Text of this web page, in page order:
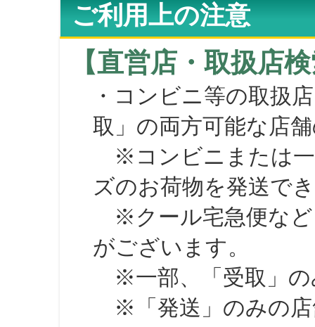
ご利用上の注意
【直営店・取扱店
・コンビニ等の取扱
取」の両方可能な店
※コンビニまたは一
ズのお荷物を発送で
※クール宅急便など
がございます。
※一部、「受取」の
※「発送」のみの店